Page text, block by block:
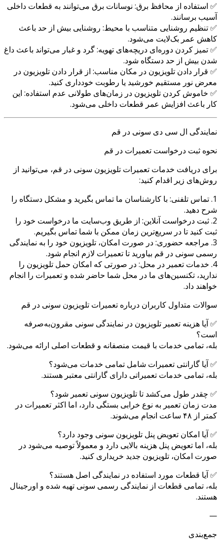
✅ استفاده از محافظ برق: نوسانات برق می‌توانند به قطعات داخلی
آسیب برسانند.
✅ تنظیم روشنایی متناسب با محیط: روشنایی بیش از حد باعث
کاهش عمر بک‌لایت می‌شود.
✅ تمیز کردن دوره‌ای دریچه‌های تهویه: گرد و غبار می‌تواند باعث داغ
شدن بیش از حد دستگاه شود.
✅ قرار دادن تلویزیون در مکان مناسب: از قرار دادن تلویزیون در
معرض نور مستقیم خورشید یا رطوبت خودداری کنید.
✅ خاموش کردن تلویزیون در زمان‌های طولانی عدم استفاده: این
کار باعث افزایش عمر قطعات داخلی می‌شود.
نمایندگی ال سی دی سونی در قم
نحوه ثبت درخواست تعمیرات در قم
برای دریافت خدمات تعمیرات تلویزیون سونی در قم، می‌توانید از
روش‌های زیر اقدام کنید:
1. تماس تلفنی: با کارشناسان ما تماس بگیرید و مشکل دستگاه را
شرح دهید.
2. ثبت درخواست آنلاین: از طریق وب‌سایت ما درخواست خود را
ثبت کنید تا در سریع‌ترین زمان ممکن با شما تماس بگیریم.
3. مراجعه حضوری: در صورت امکان، تلویزیون خود را به نمایندگی
رسمی سونی در قم بیاورید تا تعمیرات لازم انجام شود.
4. خدمات تعمیر در محل: در صورتی که امکان حمل تلویزیون را
ندارید، تکنسین‌های ما در محل شما حاضر شده و تعمیرات را انجام
خواهند داد.
سوالات متداول کاربران درباره تعمیرات تلویزیون سونی در قم
✅ آیا هزینه تعمیر تلویزیون در نمایندگی سونی مقرون‌به‌صرفه
است؟
بله، تمامی خدمات با قیمت منصفانه و قطعات اصلی ارائه می‌شود.
✅ آیا گارانتی تعمیرات شامل تمامی خدمات می‌شود؟
بله، تمامی خدمات تعمیراتی دارای گارانتی معتبر هستند.
✅ چقدر طول می‌کشد تا تلویزیون سونی تعمیر شود؟
مدت زمان تعمیر به نوع خرابی بستگی دارد، اما اکثر تعمیرات در
کمتر از ۴۸ ساعت انجام می‌شوند.
✅ آیا امکان تعویض پنل تلویزیون سونی وجود دارد؟
بله، اما تعویض پنل هزینه بالایی دارد و معمولاً توصیه می‌شود در
صورت امکان، تلویزیون جدید خریداری کنید.
✅ آیا قطعات مورد استفاده در نمایندگی اصل هستند؟
بله، تمامی قطعات از نمایندگی رسمی سونی تهیه شده و اورجینال
هستند.
—
جمع‌بندی